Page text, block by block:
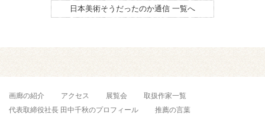
日本美術そうだったのか通信 一覧へ
画廊の紹介 アクセス 展覧会
取扱作家一覧
代表取締役社長 田中千秋のプロフィール
推薦の言葉